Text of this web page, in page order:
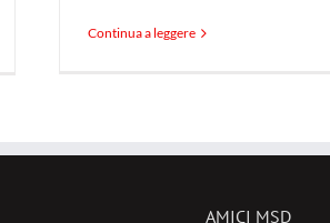
Continua a leggere
AMICI MSD